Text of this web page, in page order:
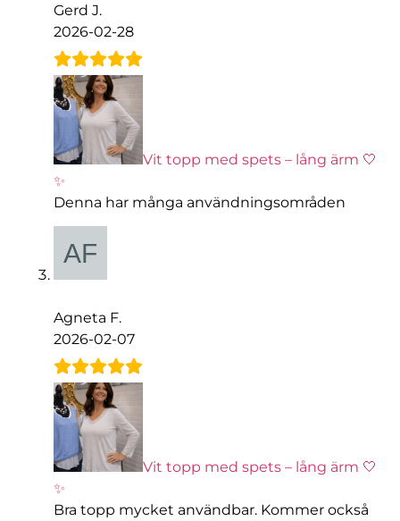
Gerd J.
2026-02-28
Vit topp med spets – lång ärm 🤍
✨
Denna har många användningsområden
Agneta F.
2026-02-07
Vit topp med spets – lång ärm 🤍
✨
Bra topp mycket användbar. Kommer också